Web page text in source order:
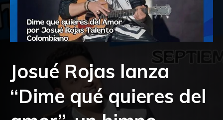
Josué Rojas lanza
“Dime qué quieres del